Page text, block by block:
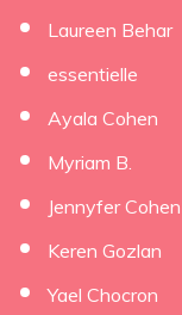
Laureen Behar
essentielle
Ayala Cohen
Myriam B.
Jennyfer
Keren Gozlan
Yael Chocron